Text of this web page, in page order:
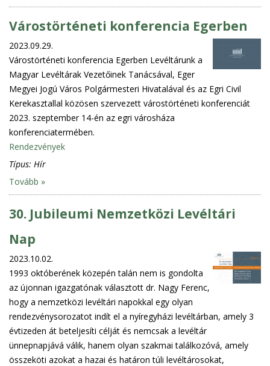
Várostörténeti konferencia Egerben
2023.09.29.
Várostörténeti konferencia Egerben Levéltárunk a
Magyar Levéltárak Vezetőinek Tanácsával, Eger
Megyei Jogú Város Polgármesteri Hivatalával és az Egri Civil
Kerekasztallal közösen szervezett várostörténeti konferenciát
2023. szeptember 14-én az egri városháza
konferenciatermében.
Rendezvények
Típus: Hír
Tovább »
30. Jubileumi Nemzetközi Levéltári
Nap
2023.10.02.
1993 októberének közepén talán nem is gondolta
az újonnan igazgatónak választott dr. Nagy Ferenc,
hogy a nemzetközi levéltári napokkal egy olyan
rendezvénysorozatot indít el a nyíregyházi levéltárban, amely 3
évtizeden át beteljesíti célját és nemcsak a levéltár
ünnepnapjává válik, hanem olyan szakmai találkozóvá, amely
összeköti azokat a hazai és határon túli levéltárosokat,